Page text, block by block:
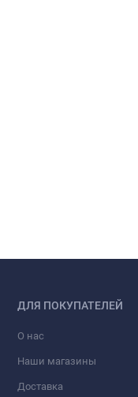
ДЛЯ ПОКУПАТЕЛЕЙ
О нас
Наши магазины
Доставка